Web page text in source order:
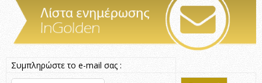
Συμπληρώστε το e-mail σας :